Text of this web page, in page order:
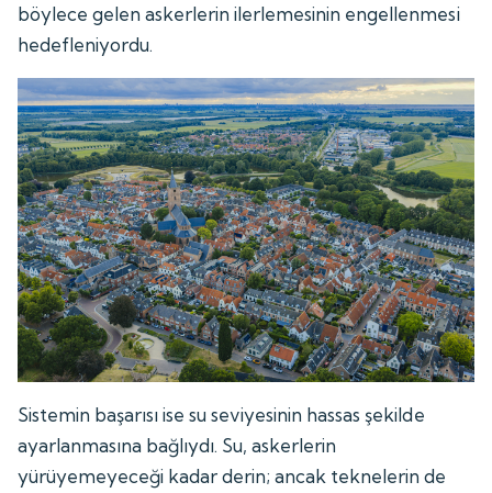
böylece gelen askerlerin ilerlemesinin engellenmesi
hedefleniyordu.
Sistemin başarısı ise su seviyesinin hassas şekilde
ayarlanmasına bağlıydı. Su, askerlerin
yürüyemeyeceği kadar derin; ancak teknelerin de